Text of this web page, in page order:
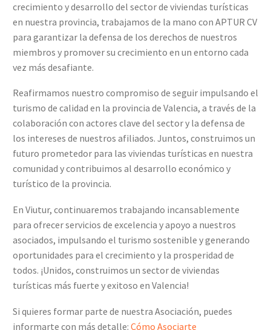
crecimiento y desarrollo del sector de viviendas turísticas
en nuestra provincia, trabajamos de la mano con APTUR CV
para garantizar la defensa de los derechos de nuestros
miembros y promover su crecimiento en un entorno cada
vez más desafiante.
Reafirmamos nuestro compromiso de seguir impulsando el
turismo de calidad en la provincia de Valencia, a través de la
colaboración con actores clave del sector y la defensa de
los intereses de nuestros afiliados. Juntos, construimos un
futuro prometedor para las viviendas turísticas en nuestra
comunidad y contribuimos al desarrollo económico y
turístico de la provincia.
En Viutur, continuaremos trabajando incansablemente
para ofrecer servicios de excelencia y apoyo a nuestros
asociados, impulsando el turismo sostenible y generando
oportunidades para el crecimiento y la prosperidad de
todos. ¡Unidos, construimos un sector de viviendas
turísticas más fuerte y exitoso en Valencia!
Si quieres formar parte de nuestra Asociación, puedes
informarte con más detalle: Cómo Asociarte